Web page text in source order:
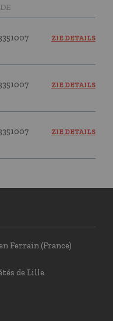
ZIE DETAILS
ZIE DETAILS
ZIE DETAILS
Ferrain (France)
de Lille